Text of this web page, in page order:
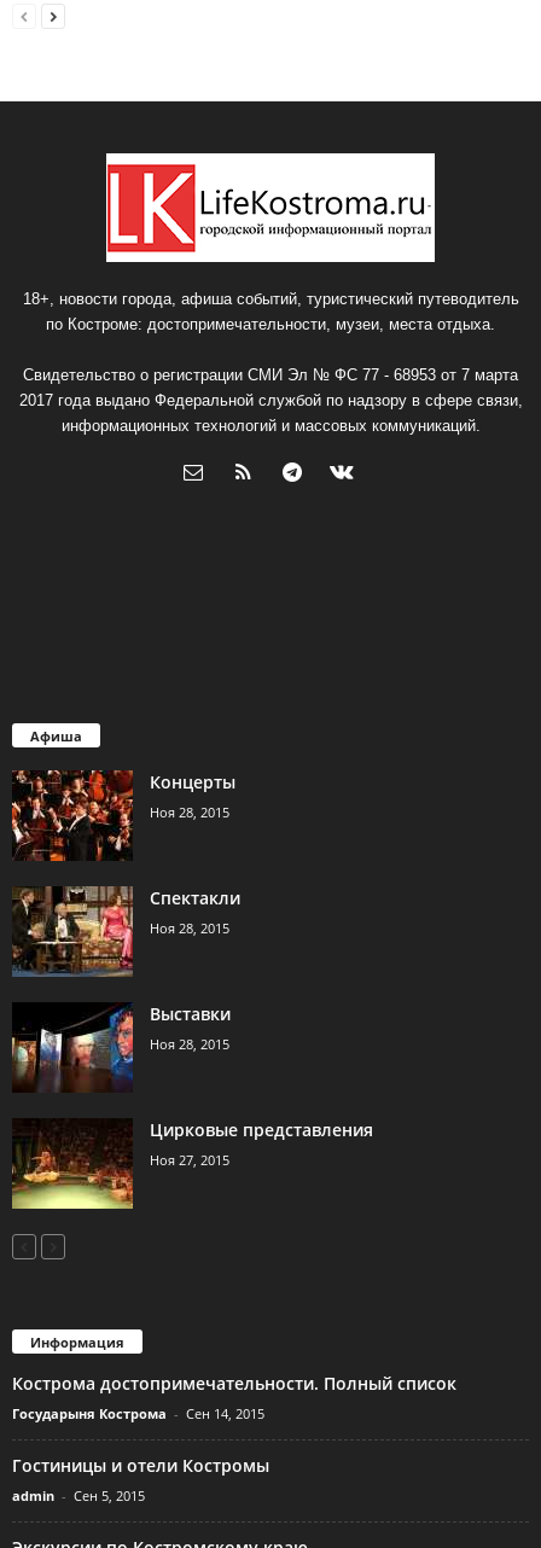
18+, новости города, афиша событий, туристический путеводитель
по Костроме: достопримечательности, музеи, места отдыха.
Свидетельство о регистрации СМИ Эл № ФС 77 - 68953 от 7 марта
2017 года выдано Федеральной службой по надзору в сфере связи,
информационных технологий и массовых коммуникаций.
Афиша
Концерты
Ноя 28, 2015
Спектакли
Ноя 28, 2015
Выставки
Ноя 28, 2015
Цирковые представления
Ноя 27, 2015
Информация
Кострома достопримечательности. Полный список
Государыня Кострома - Сен 14, 2015
Гостиницы и отели Костромы
admin - Сен 5, 2015